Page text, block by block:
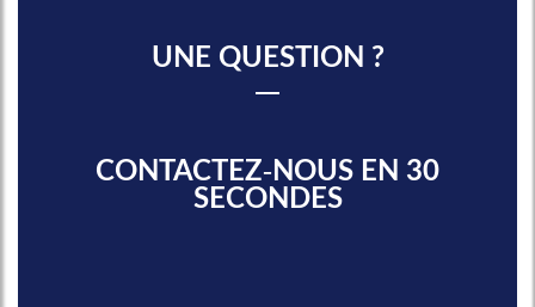
UNE QUESTION ?
CONTACTEZ-NOUS EN 30
SECONDES